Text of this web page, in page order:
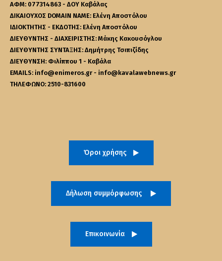
ΑΦΜ: 077314863 - ΔΟΥ Καβάλας
ΔΙΚΑΙΟΥΧΟΣ DOMAIN NAME: Ελένη Αποστόλου
ΙΔΙΟΚΤΗΤΗΣ - ΕΚΔΟΤΗΣ: Ελένη Αποστόλου
ΔΙΕΥΘΥΝΤΗΣ - ΔΙΑΧΕΙΡΙΣΤΗΣ: Μάκης Κακουσόγλου
ΔΙΕΥΘΥΝΤΗΣ ΣΥΝΤΑΞΗΣ: Δημήτρης Τσιπιζίδης
ΔΙΕΥΘΥΝΣΗ: Φιλίππου 1 - Καβάλα
EMAILS: info@enimeros.gr - info@kavalawebnews.gr
ΤΗΛΕΦΩΝΟ: 2510-831600
Όροι χρήσης
Δήλωση συμμόρφωσης
Επικοινωνία